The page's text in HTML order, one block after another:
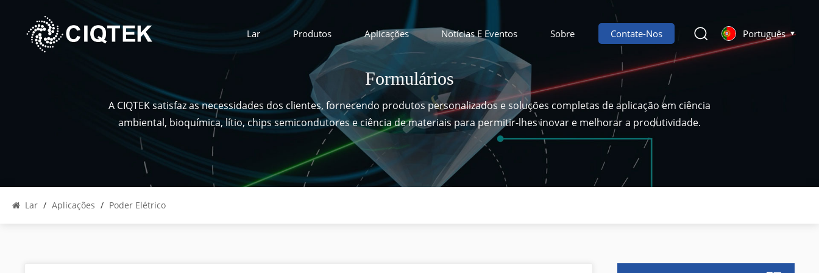
Lar Produtos Aplicações Notícias E Eventos Sobre Contate-Nos Português
Formulários
A CIQTEK satisfaz as necessidades dos clientes, fornecendo produtos personalizados e soluções completas de aplicação em ciência
ambiental, bioquímica, lítio, chips semicondutores e ciência de materiais para permitir-lhes inovar e melhorar a produtividade.
Lar / Aplicações / Poder Elétrico